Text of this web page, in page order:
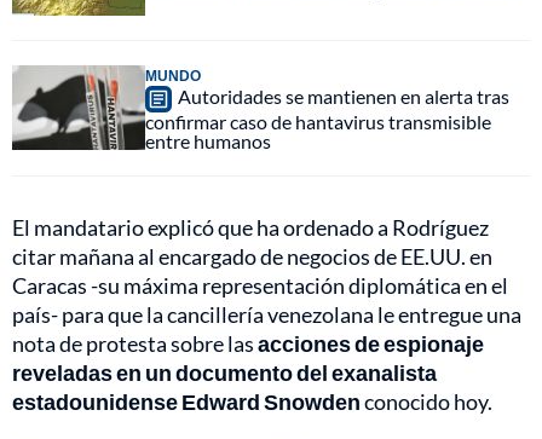
MUNDO
Autoridades se mantienen en alerta tras
confirmar caso de hantavirus transmisible
entre humanos
El mandatario explicó que ha ordenado a Rodríguez
citar mañana al encargado de negocios de EE.UU. en
Caracas -su máxima representación diplomática en el
país- para que la cancillería venezolana le entregue una
nota de protesta sobre lasacciones de espionaje
reveladas en un documento del exanalista
estadounidense Edward Snowdenconocido hoy.